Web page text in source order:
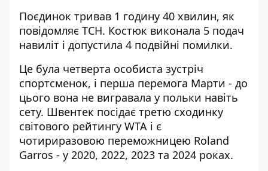
Поєдинок тривав 1 годину 40 хвилин, як
повідомляє ТСН. Костюк виконала 5 подач
навиліт і допустила 4 подвійні помилки.
Це була четверта особиста зустріч
спортсменок, і перша перемога Марти - до
цього вона не вигравала у польки навіть
сету. Швентек посідає третю сходинку
світового рейтингу WTA і є
чотириразовою переможницею Roland
Garros - у 2020, 2022, 2023 та 2024 роках.